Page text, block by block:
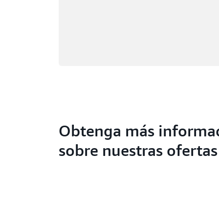
Obtenga más
sobre nuestras ofertas